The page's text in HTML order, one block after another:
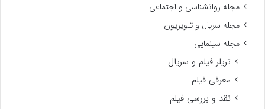
مجله روانشناسی و اجتماعی
مجله سریال و تلویزیون
مجله سینمایی
تریلر فیلم و سریال
معرفی فیلم
نقد و بررسی فیلم